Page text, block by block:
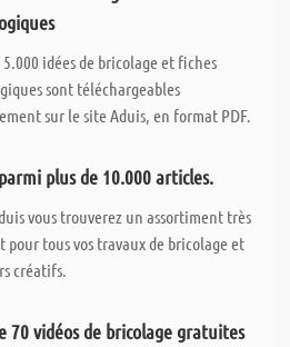
5.000 idées de bricolage et fiches
sont téléchargeables
sur le site Aduis, en format PDF.
plus de 10.000 articles.
vous trouverez un assortiment très
pour tous vos travaux de bricolage et
créatifs.
70 vidéos de bricolage gratuites